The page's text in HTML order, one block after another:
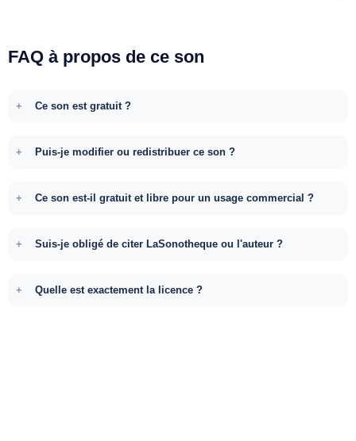
FAQ à propos de ce son
Ce son est gratuit ?
Puis-je modifier ou redistribuer ce son ?
Ce son est-il gratuit et libre pour un usage commercial ?
Suis-je obligé de citer LaSonotheque ou l'auteur ?
Quelle est exactement la licence ?